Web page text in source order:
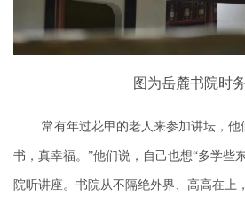
图为岳麓书院时
常有年过花甲的老人来参加讲坛， 他
书，真幸福。 ”他们说，自己也想“多学些
院听讲座。书院从不隔绝外界、高高在上